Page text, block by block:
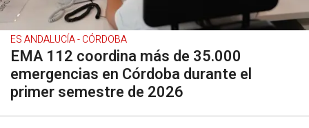
ES ANDALUCÍA - CÓRDOBA
EMA 112 coordina más de 35.000
emergencias en Córdoba durante el
primer semestre de 2026